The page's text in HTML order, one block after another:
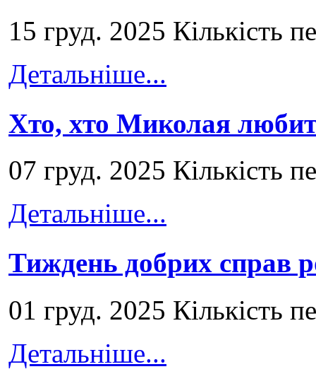
15 груд. 2025 Кількість
Детальніше...
Хто, хто Миколая
07 груд. 2025 Кількість
Детальніше...
Тиждень добрих справ
01 груд. 2025 Кількість
Детальніше...